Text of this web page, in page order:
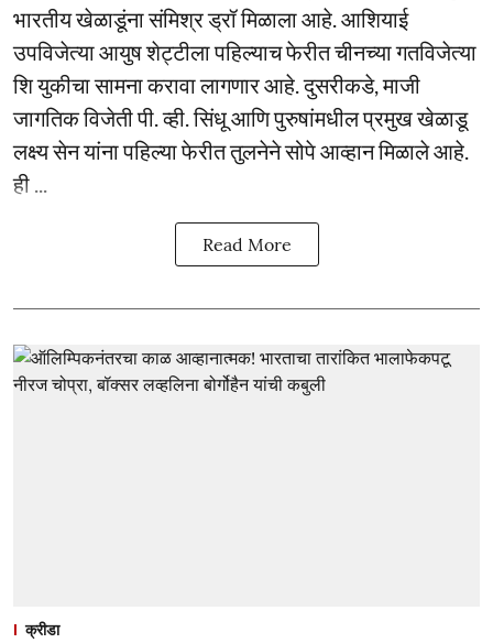
भारतीय खेळाडूंना संमिश्र ड्रॉ मिळाला आहे. आशियाई
उपविजेत्या आयुष शेट्टीला पहिल्याच फेरीत चीनच्या गतविजेत्या
शि युकीचा सामना करावा लागणार आहे. दुसरीकडे, माजी
जागतिक विजेती पी. व्ही. सिंधू आणि पुरुषांमधील प्रमुख खेळाडू
लक्ष्य सेन यांना पहिल्या फेरीत तुलनेने सोपे आव्हान मिळाले आहे.
ही ...
Read More
क्रीडा